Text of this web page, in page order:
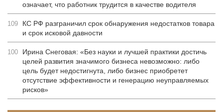
означает, что работник трудится в качестве водителя
109
КС РФ разграничил срок обнаружения недостатков товара
и срок исковой давности
100
Ирина Снеговая: «Без науки и лучшей практики достичь
целей развития значимого бизнеса невозможно: либо
цель будет недостигнута, либо бизнес приобретет
отсутствие эффективности и генерацию неуправляемых
рисков»